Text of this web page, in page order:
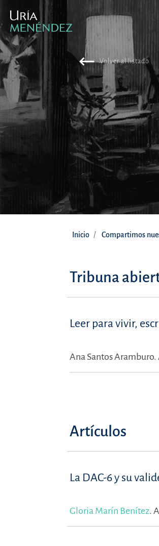
Volver al listado
Inicio Compartimos
Tribuna
Leer para vivir,
Ana Santos Aramburo.
Artículos
La DAC-6 y su
Gloria Marín Benítez.